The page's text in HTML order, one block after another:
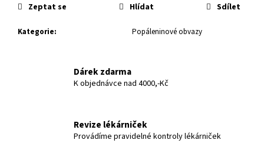
Kategorie: Popáleninové obvazy
Zeptat se Hlídat Sdílet
Dárek zdarma
K objednávce nad 4000,-Kč
Revize lékárniček
Provádíme pravidelné kontroly lékárniček